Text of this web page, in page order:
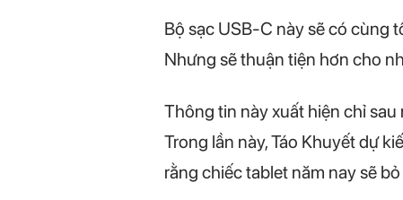
Bộ sạc USB-C này sẽ có cùng
Nhưng sẽ thuận tiện hơn cho
Thông tin này xuất hiện chỉ sau
Trong lần này, Táo Khuyết dự
rằng chiếc tablet năm nay sẽ